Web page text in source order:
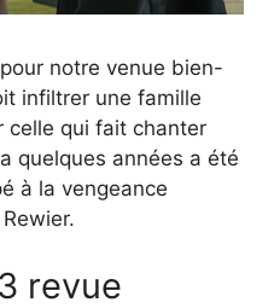
notre venue bien-
infiltrer une famille
celle qui fait chanter
quelques années a été
à la vengeance
revue